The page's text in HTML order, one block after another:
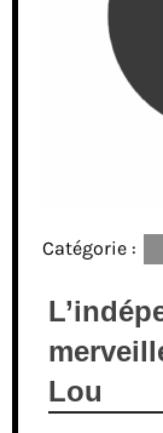
Catégorie :
Lou